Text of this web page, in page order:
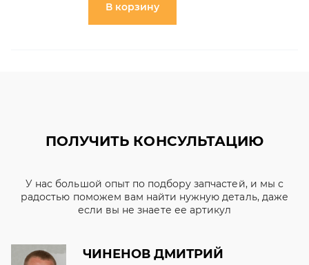
В корзину
ПОЛУЧИТЬ КОНСУЛЬТАЦИЮ
У нас большой опыт по подбору запчастей, и мы с
радостью поможем вам найти нужную деталь, даже
если вы не знаете ее артикул
ЧИНЕНОВ ДМИТРИЙ